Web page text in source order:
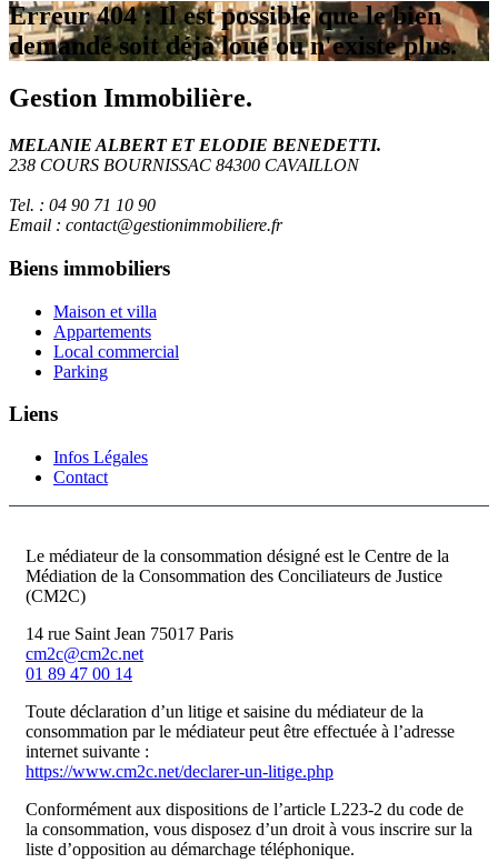
Erreur 404 : Il est possible que le bien
demandé soit déjà loué ou n'existe plus.
Gestion Immobilière.
MELANIE ALBERT ET ELODIE BENEDETTI.
238 COURS BOURNISSAC 84300 CAVAILLON
Tel. : 04 90 71 10 90
Email : contact@gestionimmobiliere.fr
Biens immobiliers
Maison et villa
Appartements
Local commercial
Parking
Liens
Infos Légales
Contact
Le médiateur de la consommation désigné est le Centre de la
Médiation de la Consommation des Conciliateurs de Justice
(CM2C)
14 rue Saint Jean 75017 Paris
cm2c@cm2c.net
01 89 47 00 14
Toute déclaration d’un litige et saisine du médiateur de la
consommation par le médiateur peut être effectuée à l’adresse
internet suivante :
https://www.cm2c.net/declarer-un-litige.php
Conformément aux dispositions de l’article L223-2 du code de
la consommation, vous disposez d’un droit à vous inscrire sur la
liste d’opposition au démarchage téléphonique.